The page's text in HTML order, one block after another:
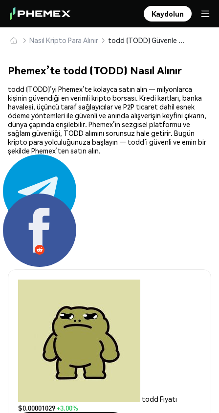
Kaydolun
Nasıl Kripto Para Alınır todd (TODD) Güvenle Satın Alın ve Saklayın
Phemex’te todd (TODD) Nasıl Alınır
todd (TODD)’yi Phemex’te kolayca satın alın — milyonlarca
kişinin güvendiği en verimli kripto borsası. Kredi kartları, banka
havalesi, üçüncü taraf sağlayıcılar ve P2P ticaret dahil esnek
ödeme yöntemleri ile güvenli ve anında alışverişin keyfini çıkarın,
dünya çapında erişilebilir. Phemex’in sezgisel platformu ve
sağlam güvenliği, TODD alımını sorunsuz hale getirir. Bugün
kripto para yolculuğunuza başlayın — todd’i güvenli ve emin bir
şekilde Phemex’ten satın alın.
Paylaş:
todd Fiyatı
$0.00001029+3.00%